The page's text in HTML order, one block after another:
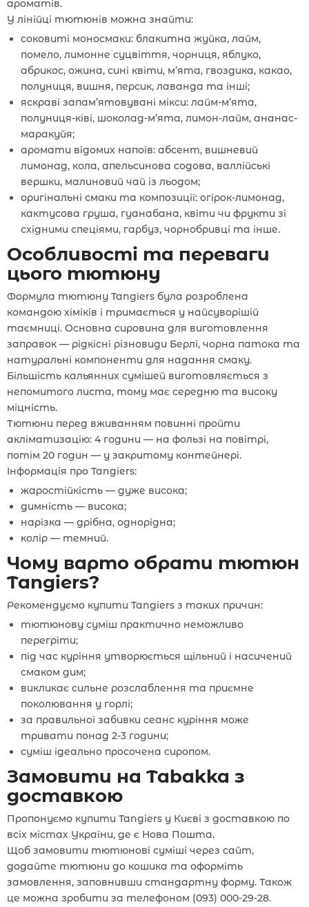
ароматів.
У лінійці тютюнів можна знайти:
соковиті моносмаки: блакитна жуйка, лайм,
помело, лимонне суцвіття, чорниця, яблуко,
абрикос, ожина, сині квіти, м’ята, гвоздика, какао,
полуниця, вишня, персик, лаванда та інші;
яскраві запам’ятовувані мікси: лайм-м’ята,
полуниця-ківі, шоколад-м’ята, лимон-лайм, ананас-
маракуйя;
аромати відомих напоїв: абсент, вишневий
лимонад, кола, апельсинова содова, валлійські
вершки, малиновий чай із льодом;
оригінальні смаки та композиції: огірок-лимонад,
кактусова груша, гуанабана, квіти чи фрукти зі
східними спеціями, гарбуз, чорнобривці та інше.
Особливості та переваги
цього тютюну
Формула тютюну Tangiers була розроблена
командою хіміків і тримається у найсуворішій
таємниці. Основна сировина для виготовлення
заправок — рідкісні різновиди Берлі, чорна патока та
натуральні компоненти для надання смаку.
Більшість кальянних сумішей виготовляється з
непомитого листа, тому має середню та високу
міцність.
Тютюни перед вживанням повинні пройти
акліматизацію: 4 години — на фользі на повітрі,
потім 20 годин — у закритому контейнері.
Інформація про Tangiers:
жаростійкість — дуже висока;
димність — висока;
нарізка — дрібна, однорідна;
колір — темний.
Чому варто обрати тютюн
Tangiers?
Рекомендуємо купити Tangiers з таких причин:
тютюнову суміш практично неможливо
перегріти;
під час куріння утворюється щільний і насичений
смаком дим;
викликає сильне розслаблення та приємне
поколювання у горлі;
за правильної забивки сеанс куріння може
тривати понад 2-3 години;
суміш ідеально просочена сиропом.
Замовити на Tabakka з
доставкою
Пропонуємо купити Tangiers у Києві з доставкою по
всіх містах України, де є Нова Пошта.
Щоб замовити тютюнові суміші через сайт,
додайте тютюни до кошика та оформіть
замовлення, заповнивши стандартну форму. Також
це можна зробити за телефоном (093) 000-29-28.